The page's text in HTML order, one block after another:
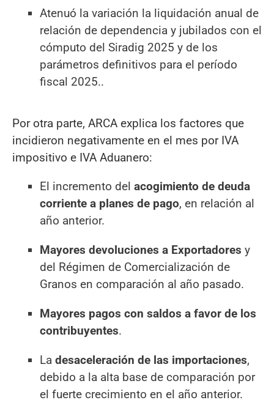
Atenuó la variación la liquidación anual de
relación de dependencia y jubilados con el
cómputo del Siradig 2025 y de los
parámetros definitivos para el período
fiscal 2025..
Por otra parte, ARCA explica los factores que
incidieron negativamente en el mes por IVA
impositivo e IVA Aduanero:
El incremento del acogimiento de deuda
corriente a planes de pago, en relación al
año anterior.
Mayores devoluciones a Exportadores y
del Régimen de Comercialización de
Granos en comparación al año pasado.
Mayores pagos con saldos a favor de los
contribuyentes.
La desaceleración de las importaciones,
debido a la alta base de comparación por
el fuerte crecimiento en el año anterior.